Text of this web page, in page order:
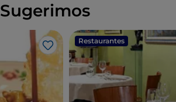
Sugerimos
Me gusta
Restaurantes